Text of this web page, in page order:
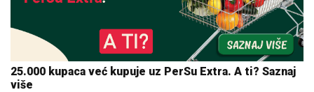
25.000 kupaca već kupuje uz PerSu Extra. A ti? Saznaj
više